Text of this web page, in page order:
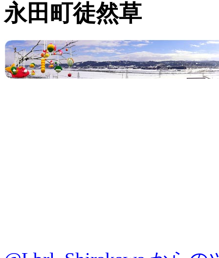
永田町徒然草